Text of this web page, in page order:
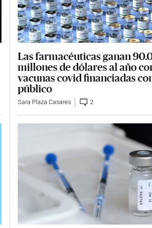
Las farmacéuticas ganan
millones de dólares al año
vacunas covid financiadas
público
Sara Plaza Casares 2